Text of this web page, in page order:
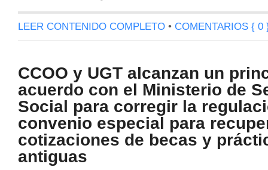
LEER CONTENIDO COMPLETO • COMENTARIOS { 0
CCOO y UGT alcanzan un
acuerdo con el Ministerio de
Social para corregir la
convenio especial para
cotizaciones de becas y
antiguas